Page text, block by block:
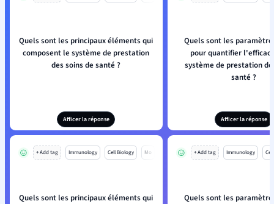
Quels sont les principaux éléments qui
composent le système de prestation
des soins de santé ?
Afficer la réponse
Quels sont les
pour quantifier
système de prestation de
santé ?
Afficer la réponse
+ Add tag Immunology Cell Biology Mo
Quels sont les principaux éléments qui
+ Add tag Immunology
Quels sont les